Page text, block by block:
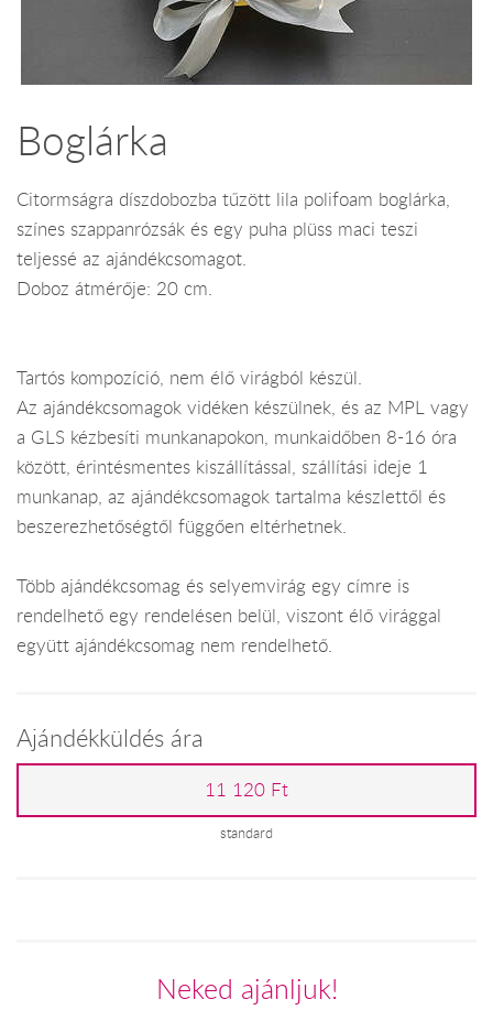
Boglárka
Citormságra díszdobozba tűzött lila polifoam boglárka,
színes szappanrózsák és egy puha plüss maci teszi
teljessé az ajándékcsomagot.
Doboz átmérője: 20 cm.
Tartós kompozíció, nem élő virágból készül.
Az ajándékcsomagok vidéken készülnek, és az MPL vagy
a GLS kézbesíti munkanapokon, munkaidőben 8-16 óra
között, érintésmentes kiszállítással, szállítási ideje 1
munkanap, az ajándékcsomagok tartalma készlettől és
beszerezhetőségtől függően eltérhetnek.
Több ajándékcsomag és selyemvirág egy címre is
rendelhető egy rendelésen belül, viszont élő virággal
együtt ajándékcsomag nem rendelhető.
Ajándékküldés ára
11 120 Ft
standard
Neked ajánljuk!